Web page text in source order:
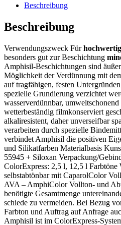
Menge
Beschreibung
Beschreibung
Verwendungszweck Für
besonders gut zur Beschichtung
Amphisil-Beschichtungen sind
Möglichkeit der Ver­dünnung mit
auf tragfähigen, festen
spezielle Grundie­rung verzichtet
wasserverdünnbar,
wetterbeständig filmkonserviert
alkaliresistent, daher unverseifbar
verarbeiten durch spezielle
verbindet Amphisil die posi­ti­ven
und Silikat­farben Materialbasis
55945 + Siloxan Verpackung/
ColorExpress: 2,5 l, 12,5 l
selbstabtönbar mit CaparolColor
AVA – AmphiColor Vollton- und
benötigte Gesamt­menge
schiede zu vermeiden. Bei Bezug
Farbton und Auftrag auf Anfrage
Amphisil ist im ColorExpress-